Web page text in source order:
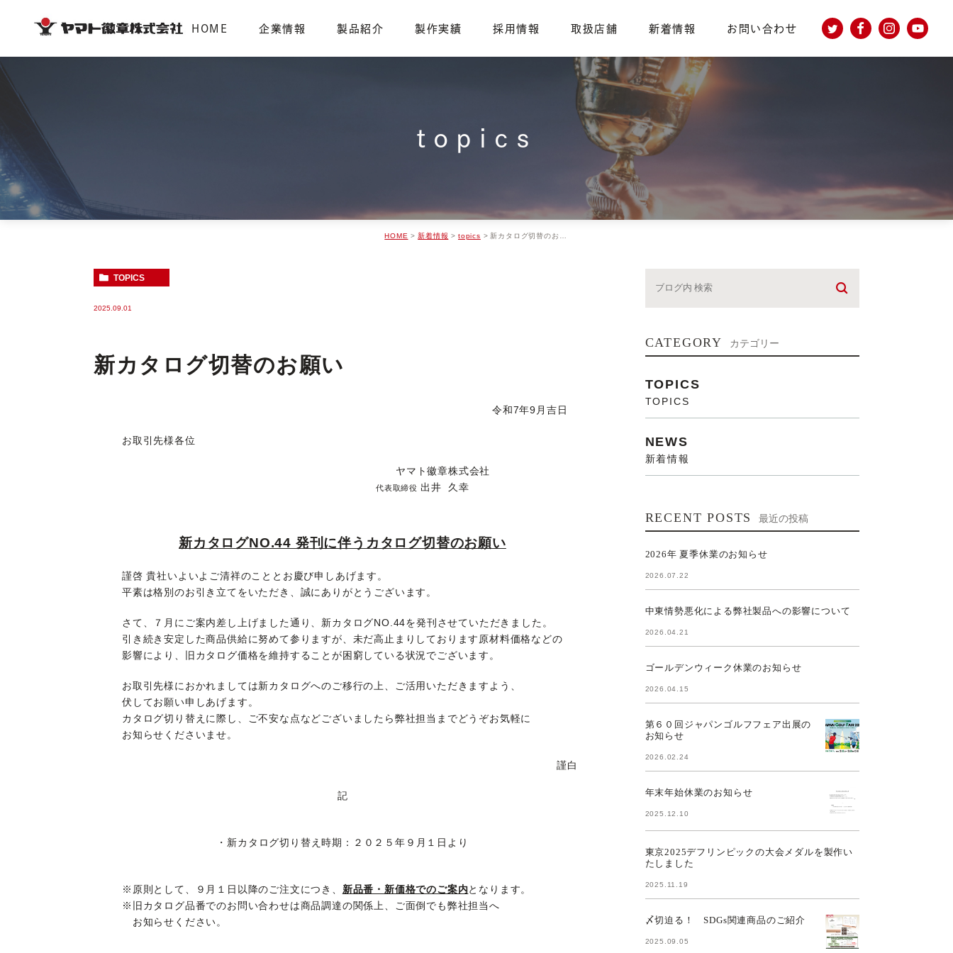
HOME 企業情報
企業情報 CSR活動 個人情報保護方針
製品紹介 製作実績 採用情報
採用情報
取扱店舗 新着情報 お問い合わせ
topics
HOME 新着情報 topics 新カタログ切替のお願い
TOPICS
2025.09.01
新カタログ切替のお願い
令和7年9月吉日
お取引先様各位
ヤマト徽章株式会社
代表取締役 出井 久幸
新カタログNO.44 発刊に伴うカタログ切替のお願い
謹啓 貴社いよいよご清祥のこととお慶び申しあげます。
平素は格別のお引き立てをいただき、誠にありがとうございます。
さて、７月にご案内差し上げました通り、新カタログNO.44を発刊させていただきました。
引き続き安定した商品供給に努めて参りますが、未だ高止まりしております原材料価格などの
影響により、旧カタログ価格を維持することが困窮している状況でございます。
お取引先様におかれましては新カタログへのご移行の上、ご活用いただきますよう、
伏してお願い申しあげます。
カタログ切り替えに際し、ご不安な点などございましたら弊社担当までどうぞお気軽に
お知らせくださいませ。
謹白
記
・新カタログ切り替え時期：２０２５年９月１日より
※原則として、９月１日以降のご注文につき、 新品番・新価格でのご案内となります。
※旧カタログ品番でのお問い合わせは商品調達の関係上、ご面倒でも弊社担当へ
お知らせください。
CATEGORY カテゴリー
TOPICS
TOPICS
NEWS
新着情報
RECENT POSTS 最近の投稿
2026年 夏季休業のお知らせ
2026.07.22
中東情勢悪化による弊社製品への影響について
2026.04.21
ゴールデンウィーク休業のお知らせ
2026.04.15
第６０回ジャパンゴルフフェア出展の
お知らせ
2026.02.24
年末年始休業のお知らせ
2025.12.10
東京2025デフリンピックの大会メダルを製作い
たしました
2025.11.19
〆切迫る！ SDGs関連商品のご紹介
2025.09.05